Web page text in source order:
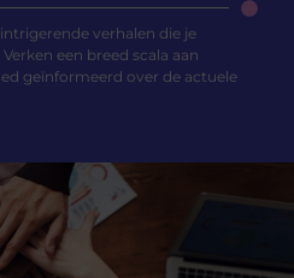
verhalen die je
een breed scala aan
geïnformeerd over de actuele